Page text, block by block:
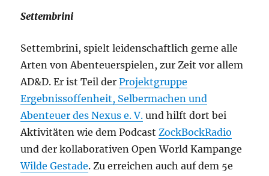
Settembrini
Settembrini, spielt leidenschaftlich gerne alle
Arten von Abenteuerspielen, zur Zeit vor allem
AD&D. Er ist Teil derProjektgruppe
Ergebnissoffenheit, Selbermachen und
Abenteuer des Nexus e. V. und hilft dort bei
Aktivitäten wie dem PodcastZockBockRadio
und der kollaborativen Open World Kampange
Wilde Gestade. Zu erreichen auch auf dem 5e